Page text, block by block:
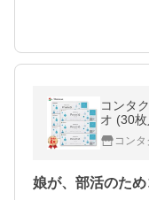
コンタクトレンズ
オ (30枚入) 6箱セット コンタク
AYコン